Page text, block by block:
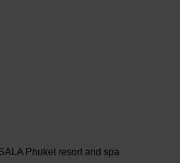
Phuket resort and spa